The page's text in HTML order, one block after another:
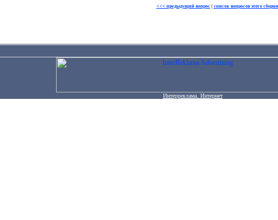
<<< предыдущий вопрос| список вопросов этого
Интерреклама. Интернет